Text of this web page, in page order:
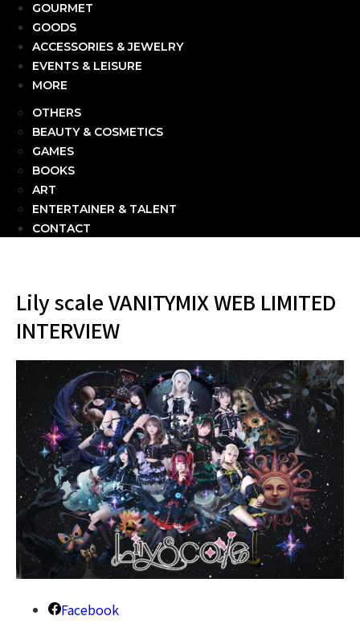
GOURMET
GOODS
ACCESSORIES & JEWELRY
EVENTS & LEISURE
MORE
OTHERS
BEAUTY & COSMETICS
GAMES
BOOKS
ART
ENTERTAINER & TALENT
CONTACT
Lily scale VANITYMIX WEB LIMITED
INTERVIEW
Facebook